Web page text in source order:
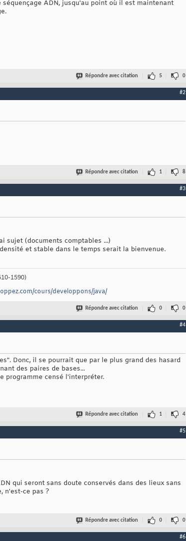
ADN, jusqu'au point où il est maintenant
Répondre avec citation 5 0
#2
Répondre avec citation 1 8
#3
sujet (documents comptables ...)
et stable dans le temps serait la bienvenue.
1590)
cours/developpons/java/
Répondre avec citation 0 0
#4
Donc, il se pourrait que par le plus grand des hasard
des paires de bases...
programme censé l'interpréter.
Répondre avec citation 1 4
#5
qui seront sans doute conservés dans des lieux sans
n'est-ce pas ?
Répondre avec citation 0 0
#6